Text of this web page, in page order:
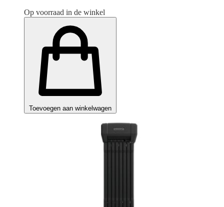
Op voorraad in de winkel
Toevoegen aan winkelwagen